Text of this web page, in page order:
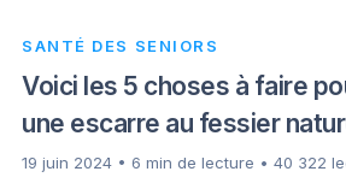
SANTÉ DES SENIORS
Voici les 5 choses à faire
une escarre au fessier
19 juin 2024 • 6 min de lecture • 40 322